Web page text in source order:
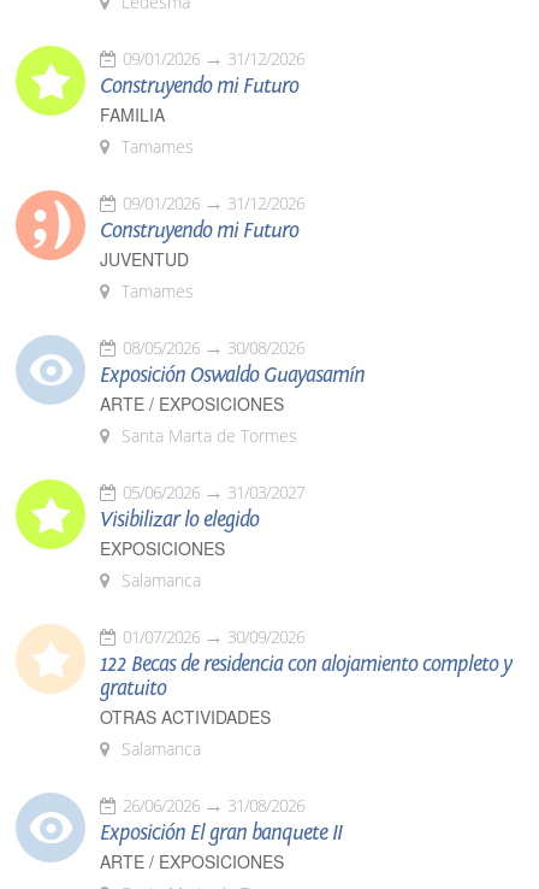
09/01/2026 31/12/2026
Construyendo mi Futuro
FAMILIA
Tamames
09/01/2026 31/12/2026
Construyendo mi Futuro
JUVENTUD
Tamames
08/05/2026 30/08/2026
Exposición Oswaldo Guayasamín
ARTE / EXPOSICIONES
Santa Marta de Tormes
05/06/2026 31/03/2027
Visibilizar lo elegido
EXPOSICIONES
Salamanca
01/07/2026 30/09/2026
122 Becas de residencia con alojamiento completo y
gratuito
OTRAS ACTIVIDADES
Salamanca
26/06/2026 31/08/2026
Exposición El gran banquete II
ARTE / EXPOSICIONES